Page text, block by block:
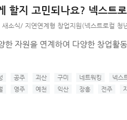
할지 고민되나요? 넥스트
새소식/ 지연연계형 창업지원(넥스트로컬 청
자원을 연계하여 다양한 창업활
공주 괴산 구미 네트워킹 넥스
영주 예천 익산 장흥 전주